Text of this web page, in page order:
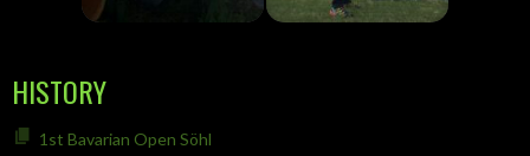
HISTORY
1st Bavarian Open Söhl